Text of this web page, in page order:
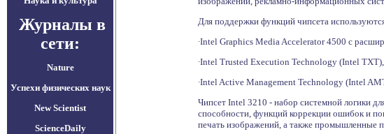
Журналы в
сети:
Nature
Успехи физических наук
New Scientist
ScienceDaily
Для поддержки функций чипсета
∙Intel Graphics Media Accelerator 4500 с
∙Intel Trusted Execution Technology (Intel
∙Intel Active Management Technology (Intel
Чипсет Intel 3210 - набор системной логики
способности, функций коррекции ошибок и
печать изображений, а также промышленные